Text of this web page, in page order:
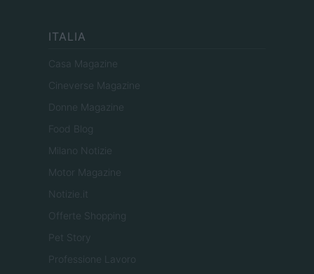
ITALIA
Casa Magazine
Cineverse Magazine
Donne Magazine
Food Blog
Milano Notizie
Motor Magazine
Notizie.it
Offerte Shopping
Pet Story
Professione Lavoro